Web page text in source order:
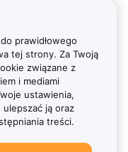
prawidłowego
tej strony. Za Twoją
związane z
i mediami
ustawienia,
ją oraz
treści.